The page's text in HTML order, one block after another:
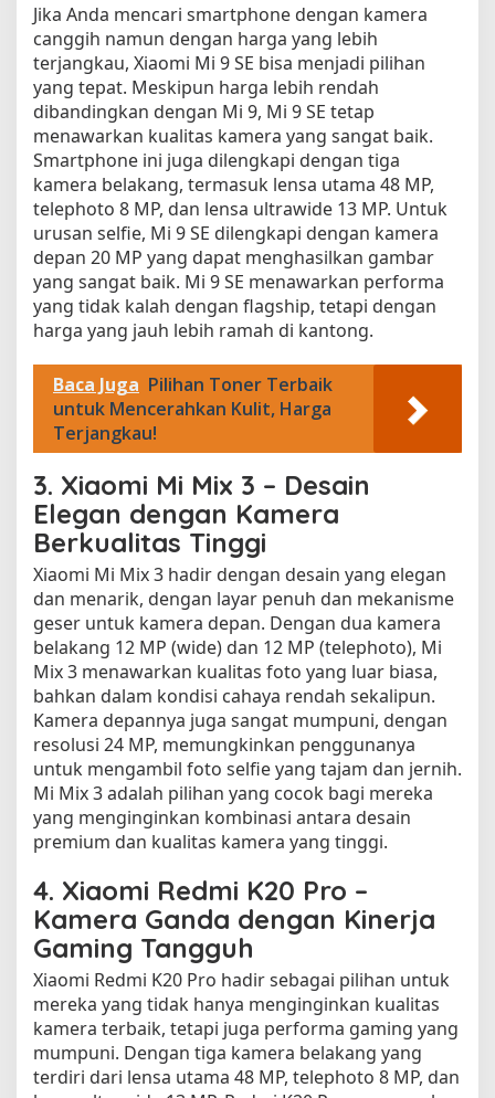
Jika Anda mencari smartphone dengan kamera
canggih namun dengan harga yang lebih
terjangkau, Xiaomi Mi 9 SE bisa menjadi pilihan
yang tepat. Meskipun harga lebih rendah
dibandingkan dengan Mi 9, Mi 9 SE tetap
menawarkan kualitas kamera yang sangat baik.
Smartphone ini juga dilengkapi dengan tiga
kamera belakang, termasuk lensa utama 48 MP,
telephoto 8 MP, dan lensa ultrawide 13 MP. Untuk
urusan selfie, Mi 9 SE dilengkapi dengan kamera
depan 20 MP yang dapat menghasilkan gambar
yang sangat baik. Mi 9 SE menawarkan performa
yang tidak kalah dengan flagship, tetapi dengan
harga yang jauh lebih ramah di kantong.
Baca Juga Pilihan Toner Terbaik
untuk Mencerahkan Kulit, Harga
Terjangkau!
3. Xiaomi Mi Mix 3 – Desain
Elegan dengan Kamera
Berkualitas Tinggi
Xiaomi Mi Mix 3 hadir dengan desain yang elegan
dan menarik, dengan layar penuh dan mekanisme
geser untuk kamera depan. Dengan dua kamera
belakang 12 MP (wide) dan 12 MP (telephoto), Mi
Mix 3 menawarkan kualitas foto yang luar biasa,
bahkan dalam kondisi cahaya rendah sekalipun.
Kamera depannya juga sangat mumpuni, dengan
resolusi 24 MP, memungkinkan penggunanya
untuk mengambil foto selfie yang tajam dan jernih.
Mi Mix 3 adalah pilihan yang cocok bagi mereka
yang menginginkan kombinasi antara desain
premium dan kualitas kamera yang tinggi.
4. Xiaomi Redmi K20 Pro –
Kamera Ganda dengan Kinerja
Gaming Tangguh
Xiaomi Redmi K20 Pro hadir sebagai pilihan untuk
mereka yang tidak hanya menginginkan kualitas
kamera terbaik, tetapi juga performa gaming yang
mumpuni. Dengan tiga kamera belakang yang
terdiri dari lensa utama 48 MP, telephoto 8 MP, dan